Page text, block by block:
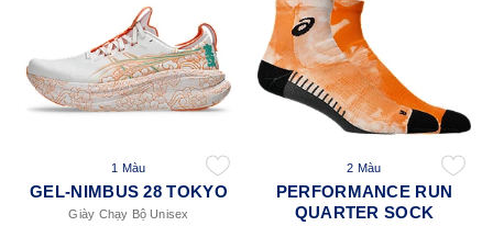
1 Màu
GEL-NIMBUS 28 TOKYO
Giày Chạy Bộ Unisex
2 Màu
PERFORMANCE RUN
QUARTER SOCK